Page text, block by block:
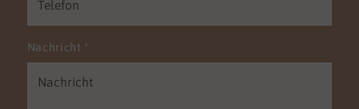
Nachricht *